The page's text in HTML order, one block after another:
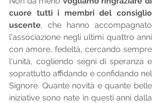
cuore tutti i membri del consiglio
uscente, che hanno accompagnato
l'associazione negli ultimi quattro anni
con amore, fedeltà, cercando sempre
l'unità, cogliendo segni di speranza e
soprattutto affidando e confidando nel
Signore. Quante novità e quante belle
iniziative sono nate in questi anni dalla